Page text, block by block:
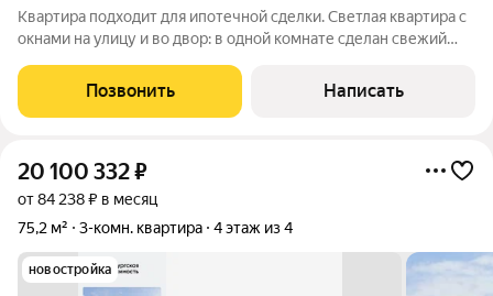
Квартира подходит для ипотечной сделки. Светлая квартира с
окнами на улицу и во двор: в одной комнате сделан свежий
стеклопакеты, металлическая входная дверь, тепловой центр,
счётчики на воду
Позвонить Написать
20 100 332₽
от 84 238 ₽ в месяц
75,2 м²
3-комн. квартира 4 этаж из 4
новостройка